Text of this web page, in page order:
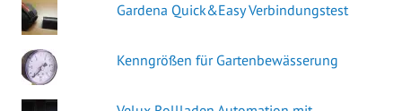
Gardena Quick&Easy Verbindungstest
Kenngrößen für Gartenbewässerung